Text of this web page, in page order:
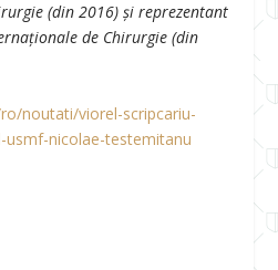
(din 2016) și reprezentant
de Chirurgie (din
noutati/viorel-scripcariu-
nicolae-testemitanu